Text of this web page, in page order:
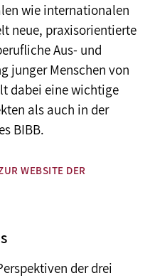
wie internationalen
neue, praxisorientierte
Aus- und
junger Menschen von
dabei eine wichtige
als auch in der
BIBB.
WEBSITE DER
der drei